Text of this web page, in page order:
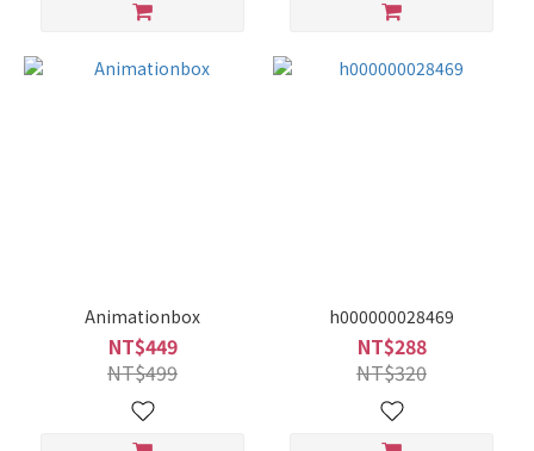
Animationbox
NT$449
NT$499
h000000028469
NT$288
NT$320